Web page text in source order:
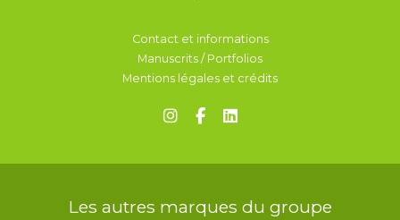
Contact et informations
Manuscrits / Portfolios
Mentions légales et crédits
Les autres marques du groupe